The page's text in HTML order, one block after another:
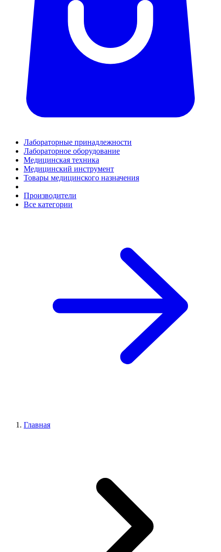
Лабораторные принадлежности
Лабораторное оборудование
Медицинская техника
Медицинский инструмент
Товары медицинского назначения
Производители
Все категории
Главная